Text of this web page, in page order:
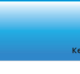
Kamera rendszer.